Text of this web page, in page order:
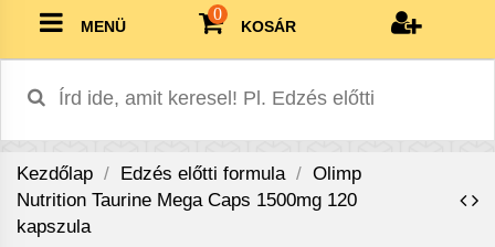
MENÜ
0
KOSÁR
Kezdőlap Edzés előtti formula
Olimp
Nutrition Taurine Mega Caps 1500mg 120
kapszula